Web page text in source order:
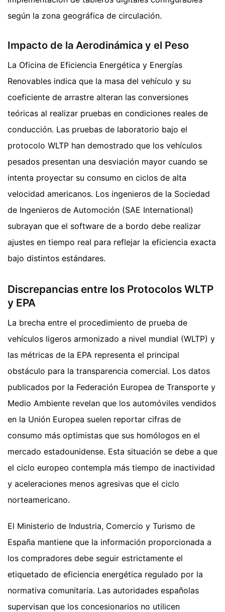
según la zona geográfica de circulación.
Impacto de la Aerodinámica y el Peso
La Oficina de Eficiencia Energética y Energías
Renovables indica que la masa del vehículo y su
coeficiente de arrastre alteran las conversiones
teóricas al realizar pruebas en condiciones reales de
conducción. Las pruebas de laboratorio bajo el
protocolo WLTP han demostrado que los vehículos
pesados presentan una desviación mayor cuando se
intenta proyectar su consumo en ciclos de alta
velocidad americanos. Los ingenieros de la Sociedad
de Ingenieros de Automoción (SAE International)
subrayan que el software de a bordo debe realizar
ajustes en tiempo real para reflejar la eficiencia exacta
bajo distintos estándares.
Discrepancias entre los Protocolos WLTP
y EPA
La brecha entre el procedimiento de prueba de
vehículos ligeros armonizado a nivel mundial (WLTP) y
las métricas de la EPA representa el principal
obstáculo para la transparencia comercial. Los datos
publicados por la Federación Europea de Transporte y
Medio Ambiente revelan que los automóviles vendidos
en la Unión Europea suelen reportar cifras de
consumo más optimistas que sus homólogos en el
mercado estadounidense. Esta situación se debe a que
el ciclo europeo contempla más tiempo de inactividad
y aceleraciones menos agresivas que el ciclo
norteamericano.
El Ministerio de Industria, Comercio y Turismo de
España mantiene que la información proporcionada a
los compradores debe seguir estrictamente el
etiquetado de eficiencia energética regulado por la
normativa comunitaria. Las autoridades españolas
supervisan que los concesionarios no utilicen